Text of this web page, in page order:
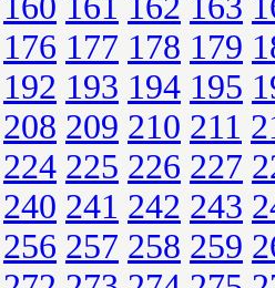
176 177 178 179
192 193 194 195
208 209 210 211
224 225 226 227
240 241 242 243
256 257 258 259